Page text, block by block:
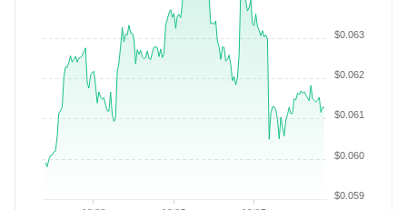
$0.059
$0.060
$0.061
$0.062
$0.063